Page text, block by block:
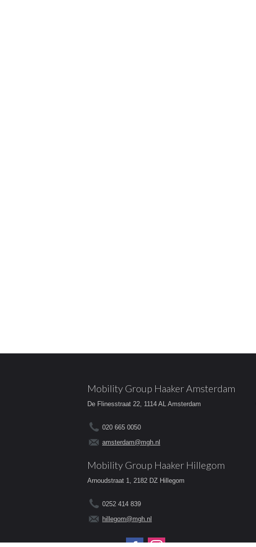
Mobility Group Haaker Amsterdam
De Flinesstraat 22, 1114 AL Amsterdam
020 665 0050
amsterdam@mgh.nl
Mobility Group Haaker Hillegom
Arnoudstraat 1, 2182 DZ Hillegom
0252 414 839
hillegom@mgh.nl
Volg ons op: